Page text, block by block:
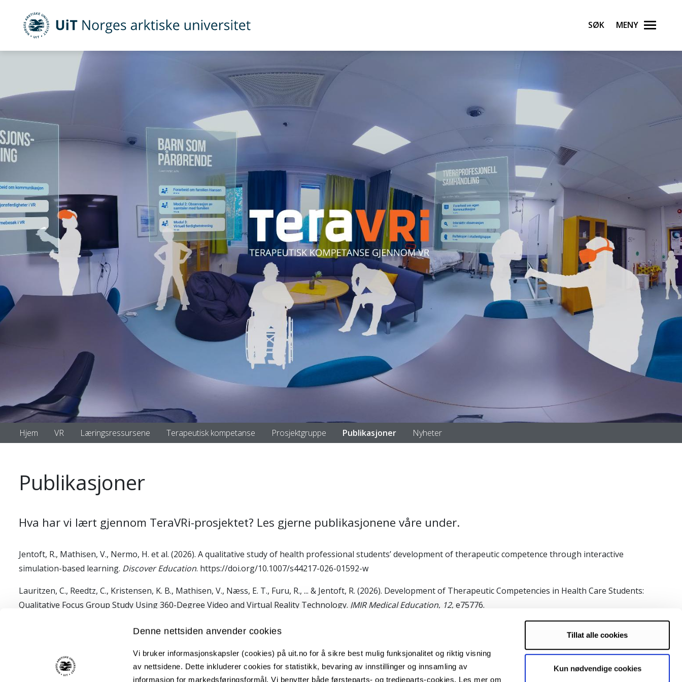
Denne nettsiden anvender cookies
Vi bruker informasjonskapsler (cookies) på uit.no for å sikre best mulig funksjonalitet og riktig visning
av nettsidene. Dette inkluderer cookies for statistikk, bevaring av innstillinger og innsamling av
informasjon for markedsføringsformål. Vi benytter både førsteparts- og tredjeparts-cookies. Les mer om
Tillat alle cookies
Kun nødvendige cookies
UiT Norges arktiske universitet Søk Meny
Hjem VR Læringsressursene Terapeutisk kompetanse Prosjektgruppe Publikasjoner Nyheter
Publikasjoner
Hva har vi lært gjennom TeraVRi-prosjektet? Les gjerne publikasjonene våre under.
Jentoft, R., Mathisen, V., Nermo, H. et al. (2026). A qualitative study of health professional students’ development of therapeutic competence through interactive
simulation-based learning. Discover Education. https://doi.org/10.1007/s44217-026-01592-w
Lauritzen, C., Reedtz, C., Kristensen, K. B., Mathisen, V., Næss, E. T., Furu, R., ... & Jentoft, R. (2026). Development of Therapeutic Competencies in Health Care Students:
Qualitative Focus Group Study Using 360-Degree Video and Virtual Reality Technology. JMIR Medical Education, 12, e75776.
Jentoft, R. (2025). TeraVRi – Terapeutisk kompetanse gjennom VR (UiT – Norges arktiske universitet). I Iversen og Hauksdottir (red)
Jentoft, R., & Mathisen, V. (2015). Kreativt verksted -en læringsarena for utforskning av terapeutisk kompetanse. I:Ergoterapi- mangfold og muligheter
(pp. 83-103).
Orkana Forlag.Jentoft, R. (2025). TeraVRi – Terapeutisk kompetanse gjennom VR (UiT – Norges arktiske universitet). I Iversen og Hauksdottir